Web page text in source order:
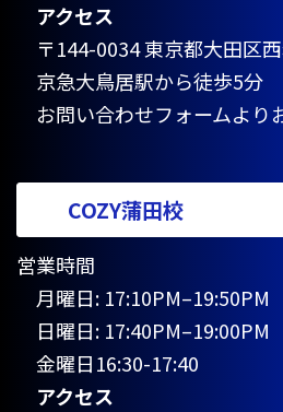
アクセス
〒144-0034 東京都大田区
京急大鳥居駅から徒歩5分
お問い合わせフォームより
COZY蒲田校
営業時間
月曜日: 17:10PM–19:50PM
日曜日: 17:40PM–19:00PM
金曜日16:30-17:40
アクセス